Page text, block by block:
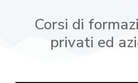
Corsi di
privati ed